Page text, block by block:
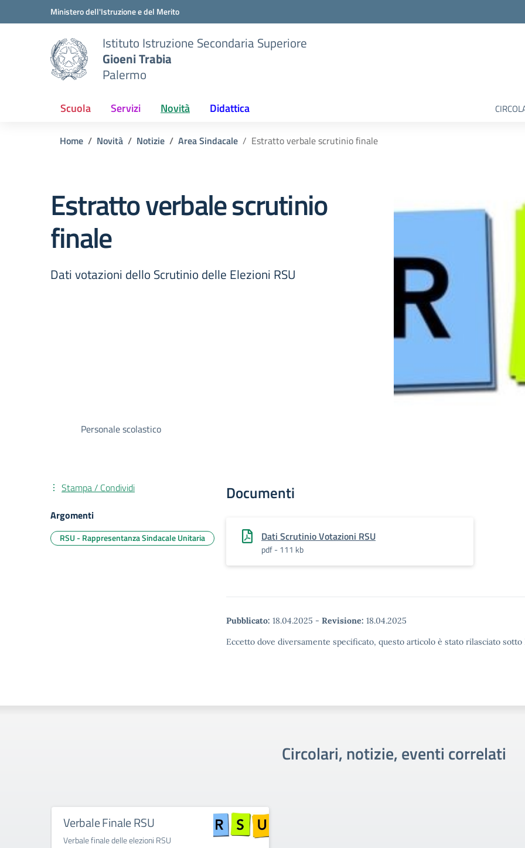
Vai ai contenuti
Vai al menu di navigazioneMinistero dell'Istruzione e del Merito
Istituto Istruzione Secondaria Superiore
Gioeni Trabia
Palermo
Scuola Servizi Novità Didattica
Home Novità Notizie Area Sindacale Estratto verbale scrutinio finale
Estratto verbale scrutinio
finale
Dati votazioni dello Scrutinio delle Elezioni RSU
Personale scolastico
Documenti
Dati Scrutinio Votazioni RSU
pdf - 111 kb
Pubblicato: 18.04.2025 - Revisione: 18.04.2025
Eccetto dove diversamente specificato, questo articolo è stato rilasciato
Stampa / Condividi
Argomenti
RSU - Rappresentanza Sindacale Unitaria
Circolari, notizie, eventi correlati
Verbale Finale RSU
Verbale finale delle elezioni RSU